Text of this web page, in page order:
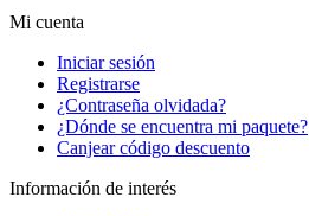
Mi cuenta
Iniciar sesión
Registrarse
¿Contraseña olvidada?
¿Dónde se encuentra mi paquete?
Canjear código descuento
Información de interés